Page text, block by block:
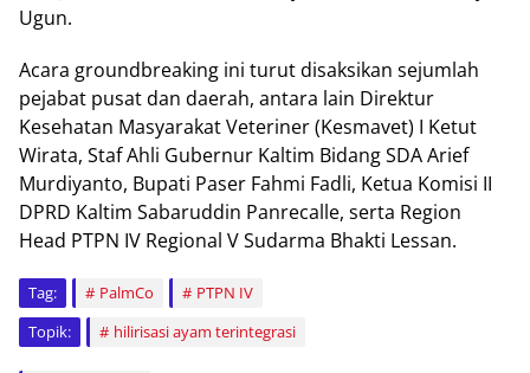
Ugun.
Acara groundbreaking ini turut disaksikan sejumlah
pejabat pusat dan daerah, antara lain Direktur
Kesehatan Masyarakat Veteriner (Kesmavet) I Ketut
Wirata, Staf Ahli Gubernur Kaltim Bidang SDA Arief
Murdiyanto, Bupati Paser Fahmi Fadli, Ketua Komisi II
DPRD Kaltim Sabaruddin Panrecalle, serta Region
Head PTPN IV Regional V Sudarma Bhakti Lessan.
Tag: PalmCo
PTPN IV
Topik:
hilirisasi ayam terintegrasi